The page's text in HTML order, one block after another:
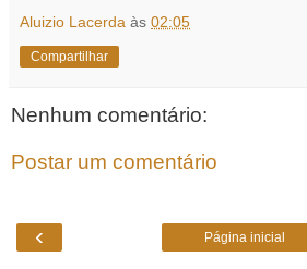
Aluizio Lacerda às 02:05
Compartilhar
Nenhum comentário:
Postar um comentário
‹ Página inicial